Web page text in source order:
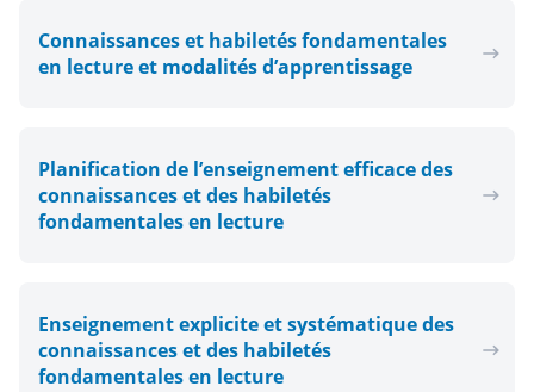
Connaissances et habiletés fondamentales
en lecture et modalités d’apprentissage
Planification de l’enseignement efficace des
connaissances et des habiletés
fondamentales en lecture
Enseignement explicite et systématique des
connaissances et des habiletés
fondamentales en lecture